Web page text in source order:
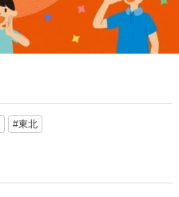
#東北